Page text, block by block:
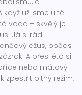
a
už jsme u té
voda – skvělý je
Já si rád
džus, občas
A přes léto si
nebo mátový
zpestřit pitný režim,